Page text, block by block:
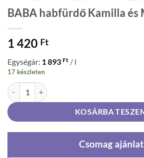
BABA habfürdő Kamilla és
1 420 Ft
Egységár: 1 893 Ft / l
17 készleten
BABA habfürdő Kamilla és Méz 750 ml
KOSÁRBA
Csomag ajánlat